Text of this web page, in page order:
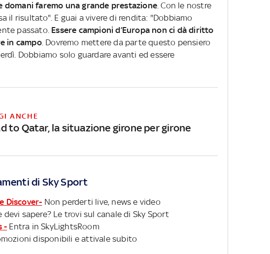
domani faremo una grande prestazione. Con le nostre
il risultato". E guai a vivere di rendita: "Dobbiamo
passato. Essere campioni d’Europa non ci dà diritto
in campo. Dovremo mettere da parte questo pensiero
Dobbiamo solo guardare avanti ed essere
ANCHE
to Qatar, la situazione girone per girone
di Sky Sport
Discover- Non perderti live, news e video
devi sapere? Le trovi sul canale di Sky Sport
- Entra in SkyLightsRoom
disponibili e attivale subito